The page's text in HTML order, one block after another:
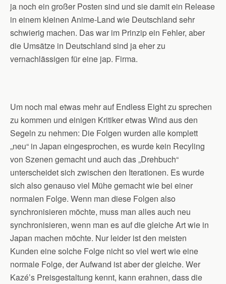
ja noch ein großer Posten sind und sie damit ein Release
in einem kleinen Anime-Land wie Deutschland sehr
schwierig machen. Das war im Prinzip ein Fehler, aber
die Umsätze in Deutschland sind ja eher zu
vernachlässigen für eine jap. Firma.
Um noch mal etwas mehr auf Endless Eight zu sprechen
zu kommen und einigen Kritiker etwas Wind aus den
Segeln zu nehmen: Die Folgen wurden alle komplett
„neu“ in Japan eingesprochen, es wurde kein Recyling
von Szenen gemacht und auch das „Drehbuch“
unterscheidet sich zwischen den Iterationen. Es wurde
sich also genauso viel Mühe gemacht wie bei einer
normalen Folge. Wenn man diese Folgen also
synchronisieren möchte, muss man alles auch neu
synchronisieren, wenn man es auf die gleiche Art wie in
Japan machen möchte. Nur leider ist den meisten
Kunden eine solche Folge nicht so viel wert wie eine
normale Folge, der Aufwand ist aber der gleiche. Wer
Kazé’s Preisgestaltung kennt, kann erahnen, dass die